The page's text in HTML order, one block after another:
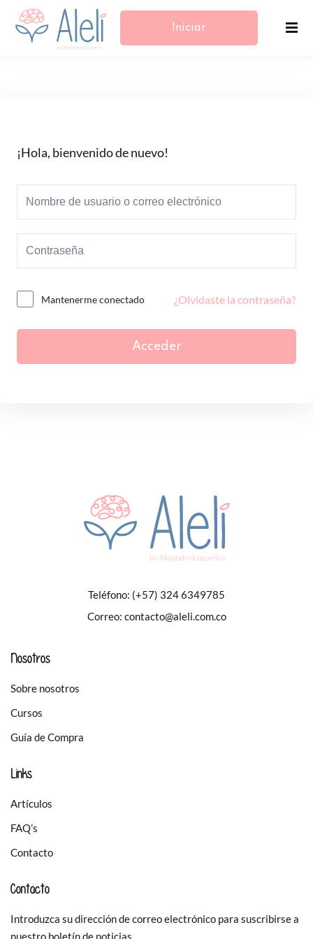
Iniciar
¡Hola, bienvenido de nuevo!
Mantenerme conectado ¿Olvidaste la contraseña?
Acceder
Teléfono: (+57) 324 6349785
Correo: contacto@aleli.com.co
Nosotros
Sobre nosotros
Cursos
Guía de Compra
Links
Artículos
FAQ’s
Contacto
Contacto
Introduzca su dirección de correo electrónico para suscribirse a
nuestro boletín de noticias